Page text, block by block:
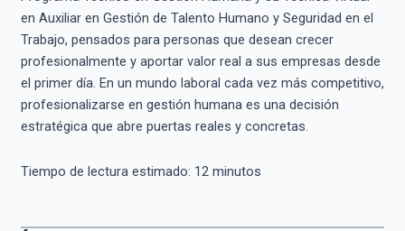
en Auxiliar en Gestión de Talento Humano y Seguridad en el
Trabajo, pensados para personas que desean crecer
profesionalmente y aportar valor real a sus empresas desde
el primer día. En un mundo laboral cada vez más competitivo,
profesionalizarse en gestión humana es una decisión
estratégica que abre puertas reales y concretas.
Tiempo de lectura estimado: 12minutos